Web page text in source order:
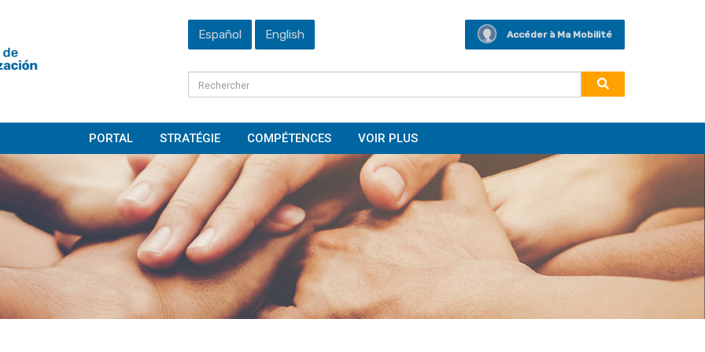
Español English Accéder à Ma Mobilité
PORTAL STRATÉGIE COMPÉTENCES VOIR PLUS